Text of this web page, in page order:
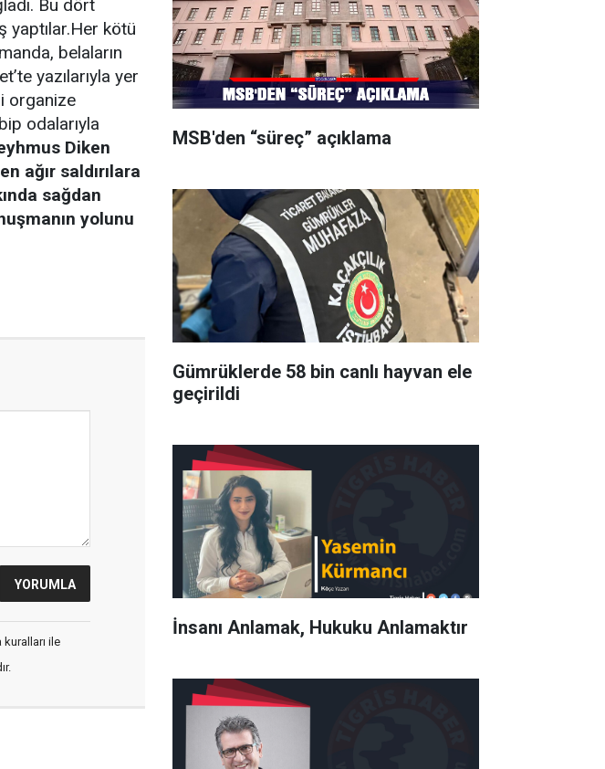
Bu dört
yaptılar.Her kötü
belaların
yazılarıyla yer
organize
odalarıyla
Diken
ağır saldırılara
sağdan
yolunu
ile
MSB'den “süreç” açıklama
Gümrüklerde 58 bin canlı hayvan ele
geçirildi
İnsanı Anlamak, Hukuku Anlamaktır